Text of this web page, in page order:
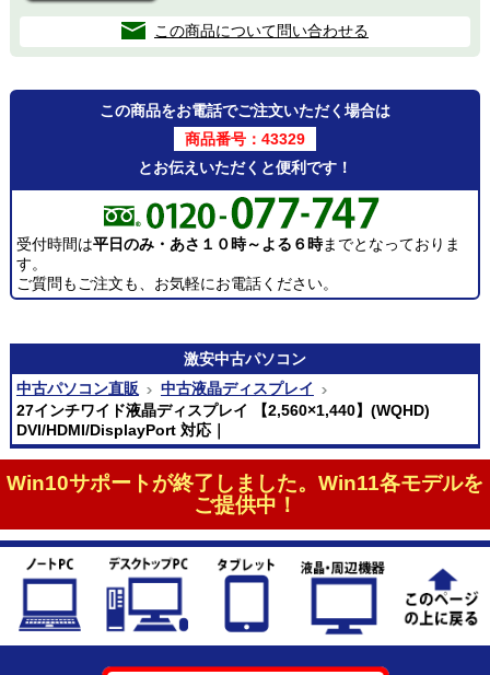
この商品について問い合わせる
この商品をお電話でご注文いただく場合は
商品番号：43329
とお伝えいただくと便利です！
受付時間は平日のみ・あさ１０時～よる６時までとなっておりま
す。
ご質問もご注文も、お気軽にお電話ください。
激安中古パソコン
中古パソコン直販
中古液晶ディスプレイ
27インチワイド液晶ディスプレイ 【2,560×1,440】(WQHD)
DVI/HDMI/DisplayPort 対応｜
Win10サポートが終了しました。Win11各モデルを
ご提供中！